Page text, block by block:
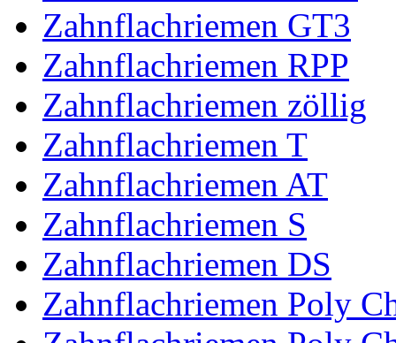
Zahnflachriemen GT3
Zahnflachriemen RPP
Zahnflachriemen zöllig
Zahnflachriemen T
Zahnflachriemen AT
Zahnflachriemen S
Zahnflachriemen DS
Zahnflachriemen Poly